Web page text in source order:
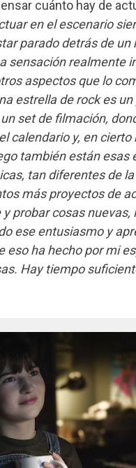
cuánto hay de
en el escenario
parado detrás de
sensación realmente
aspectos que lo
estrella de rock es
set de filmación,
calendario y, en
también están esas
tan diferentes de
más proyectos de
probar cosas
ese entusiasmo y
eso ha hecho por mi
Hay tiempo